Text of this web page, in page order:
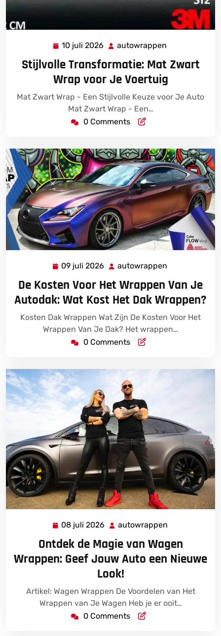
10 juli 2026 10
2026
autowrappen
Stijlvolle Transformatie: Mat Zwart
Wrap voor Je Voertuig
Mat Zwart Wrap - Een Stijlvolle Keuze voor Je Auto
Mat Zwart Wrap - Een…
0 Comments
09 juli 2026 09
2026
autowrappen
De Kosten Voor Het Wrappen Van Je
Autodak: Wat Kost Het Dak Wrappen?
Kosten Dak Wrappen Wat Zijn De Kosten Voor Het
Wrappen Van Je Dak? Het wrappen…
0 Comments
08 juli 2026 08
juli
2026
autowrappen
Ontdek de Magie van Wagen
Wrappen: Geef Jouw Auto een Nieuwe
Look!
Artikel: Wagen Wrappen De Voordelen van Het
Wrappen van Je Wagen Heb je er ooit…
0 Comments